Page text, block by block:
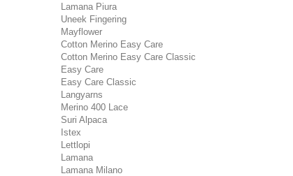
Lamana Piura
Uneek Fingering
Mayflower
Cotton Merino Easy Care
Cotton Merino Easy Care Classic
Easy Care
Easy Care Classic
Langyarns
Merino 400 Lace
Suri Alpaca
Istex
Lettlopi
Lamana
Lamana Milano